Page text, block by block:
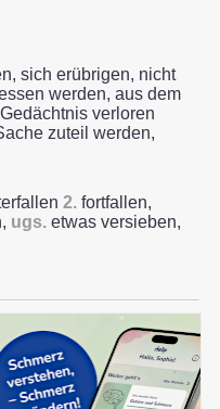
sich erübrigen, nicht
werden, aus dem
verloren
zuteil werden,
2. fortfallen,
ugs. etwas versieben,